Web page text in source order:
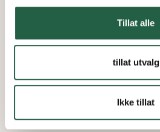
Tillat alle
tillat utvalg
Ikke tillat